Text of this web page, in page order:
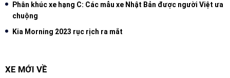
Phân khúc xe hạng C: Các mẫu xe Nhật Bản được người Việt ưa
chuộng
Kia Morning 2023 rục rịch ra mắt
XE MỚI VỀ